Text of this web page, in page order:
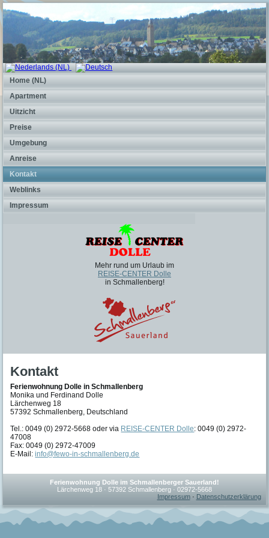
Home (NL)
Apartment
Uitzicht
Preise
Umgebung
Anreise
Kontakt
Weblinks
Impressum
Mehr rund um Urlaub im
REISE-CENTER Dolle
in Schmallenberg!
Kontakt
Ferienwohnung Dolle in Schmallenberg
Monika und Ferdinand Dolle
Lärchenweg 18
57392 Schmallenberg, Deutschland
Tel.: 0049 (0) 2972-5668 oder via REISE-CENTER Dolle: 0049 (0) 2972-
47008
Fax: 0049 (0) 2972-47009
E-Mail:info@fewo-in-schmallenberg.de
Ferienwohnung Dolle im Schmallenberger Sauerland!
Lärchenweg 18 · 57392 Schmallenberg · 02972-5668
Impressum· Datenschutzerklärung